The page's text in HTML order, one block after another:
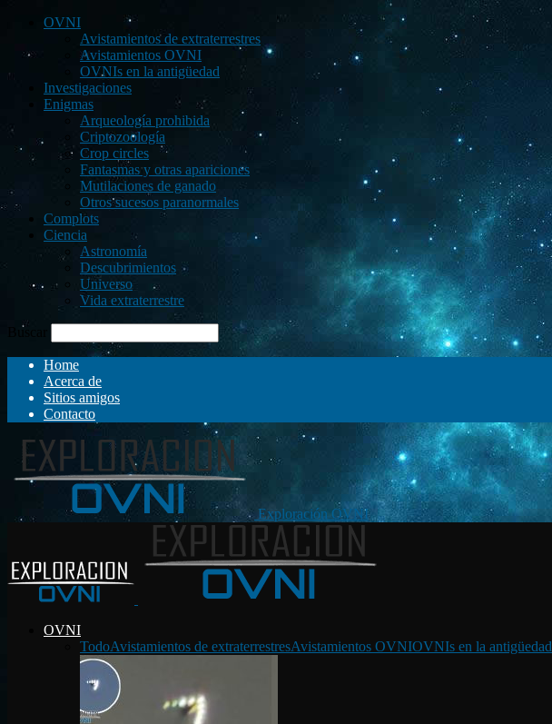
OVNI
Avistamientos de extraterrestres
Avistamientos OVNI
OVNIs en la antigüedad
Investigaciones
Enigmas
Arqueología prohibida
Criptozoología
Crop circles
Fantasmas y otras apariciones
Mutilaciones de ganado
Otros sucesos paranormales
Complots
Ciencia
Astronomía
Descubrimientos
Universo
Vida extraterrestre
Buscar
Home
Acerca de
Sitios amigos
Contacto
Exploración OVNI
OVNI
TodoAvistamientos de extraterrestresAvistamientos OVNIOVNIs en la antigüedad